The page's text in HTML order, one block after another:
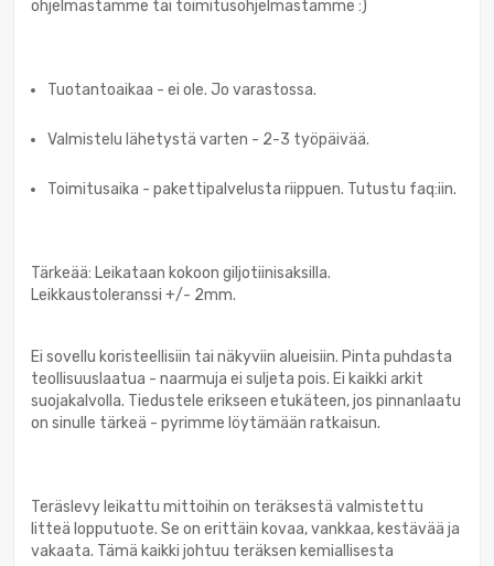
ohjelmastamme tai toimitusohjelmastamme :)
Tuotantoaikaa - ei ole. Jo varastossa.
Valmistelu lähetystä varten - 2-3 työpäivää.
Toimitusaika - pakettipalvelusta riippuen. Tutustu faq:iin.
Tärkeää: Leikataan kokoon giljotiinisaksilla.
Leikkaustoleranssi +/- 2mm.
Ei sovellu koristeellisiin tai näkyviin alueisiin. Pinta puhdasta
teollisuuslaatua - naarmuja ei suljeta pois. Ei kaikki arkit
suojakalvolla. Tiedustele erikseen etukäteen, jos pinnanlaatu
on sinulle tärkeä - pyrimme löytämään ratkaisun.
Teräslevy leikattu mittoihin on teräksestä valmistettu
litteä lopputuote. Se on erittäin kovaa, vankkaa, kestävää ja
vakaata. Tämä kaikki johtuu teräksen kemiallisesta